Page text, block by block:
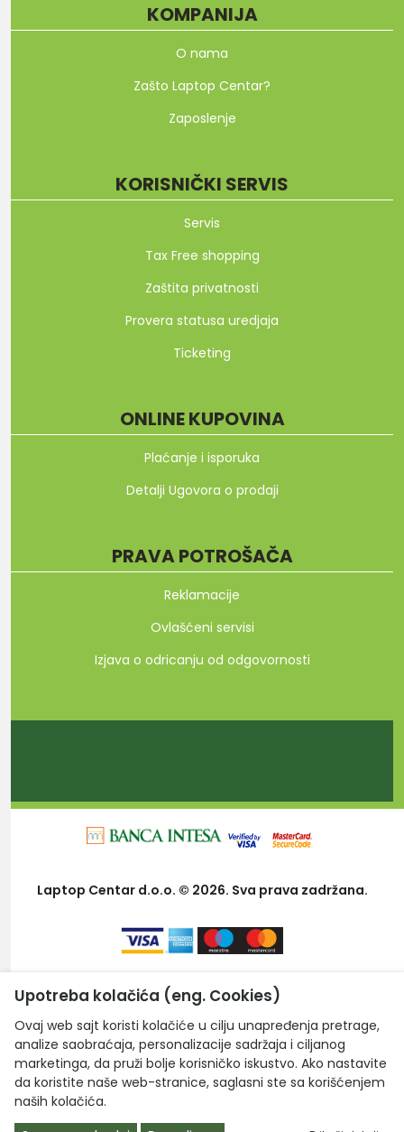
KOMPANIJA
O nama
Zašto Laptop Centar?
Zaposlenje
KORISNIČKI SERVIS
Servis
Tax Free shopping
Zaštita privatnosti
Provera statusa uredjaja
Ticketing
ONLINE KUPOVINA
Plaćanje i isporuka
Detalji Ugovora o prodaji
PRAVA POTROŠAČA
Reklamacije
Ovlašćeni servisi
Izjava o odricanju od odgovornosti
Laptop Centar d.o.o. © 2026. Sva prava zadržana.
Upotreba kolačića (eng. Cookies)
Ovaj web sajt koristi kolačiće u cilju unapređenja pretrage,
analize saobraćaja, personalizacije sadržaja i ciljanog
marketinga, da pruži bolje korisničko iskustvo. Ako nastavite
da koristite naše web-stranice, saglasni ste sa korišćenjem
naših kolačića.